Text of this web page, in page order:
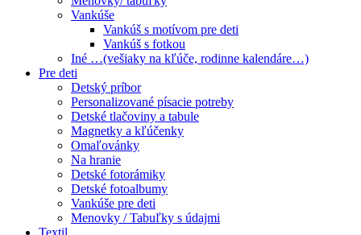
Vankúše
Vankúš s motívom pre deti
Vankúš s fotkou
Iné …(vešiaky na kľúče, rodinne kalendáre…)
Pre deti
Detský príbor
Personalizované písacie potreby
Detské tlačoviny a tabule
Magnetky a kľúčenky
Omaľovánky
Na hranie
Detské fotorámiky
Detské fotoalbumy
Vankúše pre deti
Menovky / Tabuľky s údajmi
Textil